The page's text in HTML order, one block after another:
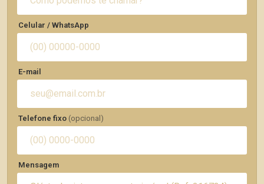
Celular / WhatsApp
E-mail
Telefone fixo (opcional)
Mensagem